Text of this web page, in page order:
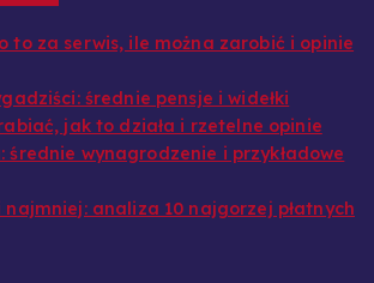
to za serwis, ile można zarobić i opinie
średnie pensje i widełki
jak to działa i rzetelne opinie
średnie wynagrodzenie i przykładowe
najmniej: analiza 10 najgorzej płatnych